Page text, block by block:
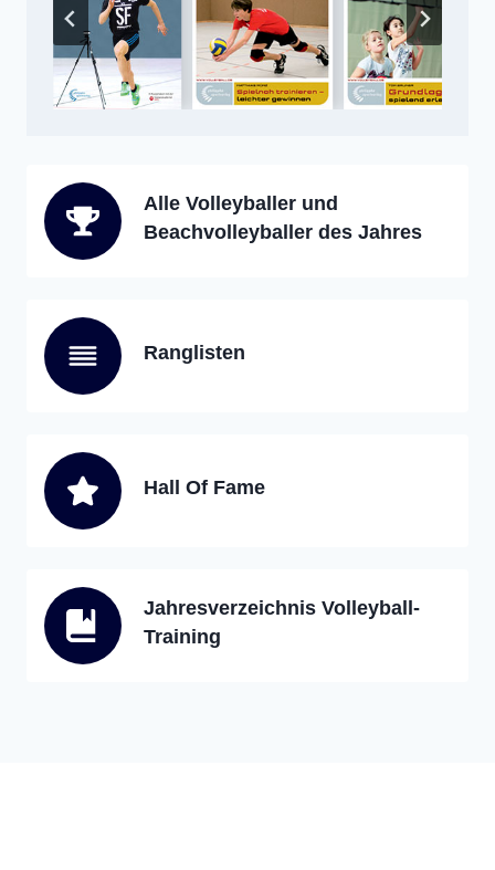
Alle Volleyballer und
Beachvolleyballer des Jahres
Ranglisten
Hall Of Fame
Jahresverzeichnis Volleyball-
Training